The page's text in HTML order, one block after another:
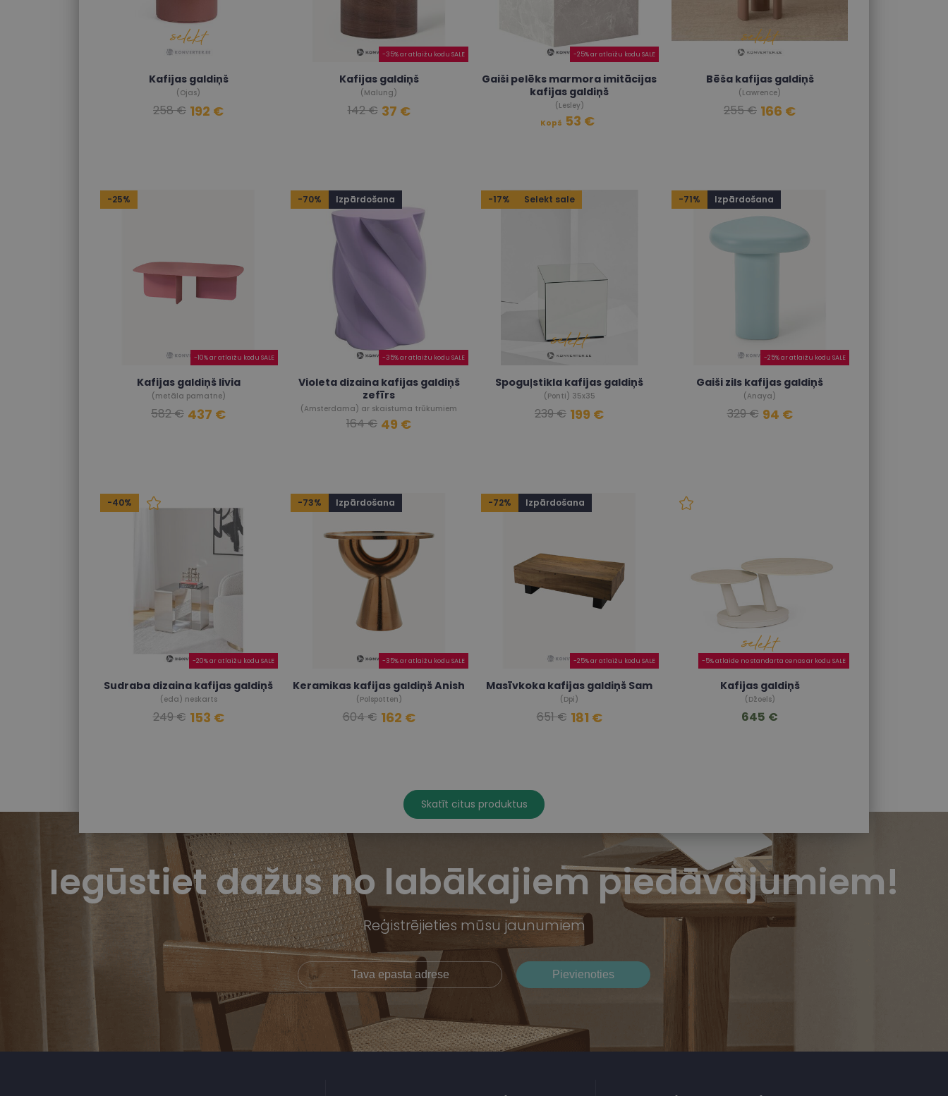
Kafijas galdiņš
(Ojas)
258 € 192 €
-35% ar atlaižu kodu SALE
Kafijas galdiņš
(Malung)
142 € 37 €
-25% ar atlaižu kodu SALE
Gaiši pelēks marmora imitācijas
kafijas galdiņš
(Lesley)
Kopš 53 €
Bēša kafijas galdiņš
(Lawrence)
255 € 166 €
-25%
-10% ar atlaižu kodu SALE
Kafijas galdiņš livia
(metāla pamatne)
582 € 437 €
-70% Izpārdošana
-35% ar atlaižu kodu SALE
Violeta dizaina kafijas galdiņš
zefīrs
(Amsterdama) ar skaistuma trūkumiem
164 € 49 €
-17% Selekt sale
Spoguļstikla kafijas galdiņš
(Ponti) 35x35
239 € 199 €
-71% Izpārdošana
-25% ar atlaižu kodu SALE
Gaiši zils kafijas galdiņš
(Anaya)
329 € 94 €
-40%
-20% ar atlaižu kodu SALE
Sudraba dizaina kafijas galdiņš
(eda) neskarts
249 € 153 €
-73% Izpārdošana
-35% ar atlaižu kodu SALE
Keramikas kafijas galdiņš Anish
(Polspotten)
604 € 162 €
-72% Izpārdošana
-25% ar atlaižu kodu SALE
Masīvkoka kafijas galdiņš Sam
(Dpi)
651 € 181 €
-5% atlaide no standarta cenas ar kodu SALE
Kafijas galdiņš
(Džoels)
645 €
Skatīt citus produktus
Iegūstiet dažus no labākajiem piedāvājumiem!
Reģistrējieties mūsu jaunumiem